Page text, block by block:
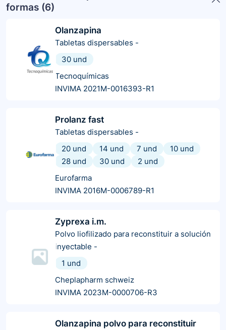
formas (6)
Olanzapina
Tabletas dispersables -
30 und
Tecnoquímicas
INVIMA 2021M-0016393-R1
Prolanz fast
Tabletas dispersables -
20 und
14 und 7 und
10 und
28 und
30 und
2 und
Eurofarma
INVIMA 2016M-0006789-R1
Zyprexa i.m.
Polvo liofilizado para reconstituir a solución
inyectable -
1 und
Cheplapharm schweiz
INVIMA 2023M-0000706-R3
Olanzapina polvo para reconstituir